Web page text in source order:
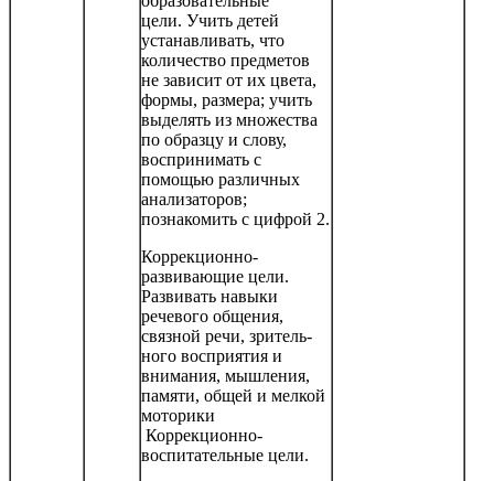
цели. Учить детей
устанавливать, что
количество предметов
не зависит от их цвета,
формы, размера; учить
выделять из множества
по образцу и слову,
воспринимать с
помощью раз­личных
анализаторов;
познакомить с цифрой 2.
Коррекционно-
развивающие цели.
Развивать навыки
речевого общения,
связной речи, зритель­
ного восприятия и
внимания, мышления,
памяти, общей и мелкой
моторики
Коррекционно-
воспитательные цели.